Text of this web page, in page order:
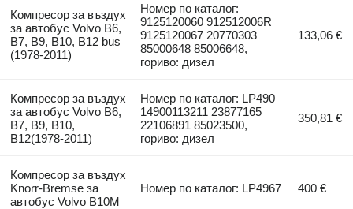
Компресор за въздух
за автобус Volvo B6,
B7, B9, B10, B12 bus
(1978-2011)
Номер по каталог:
9125120060 912512006R
9125120067 20770303
85000648 85006648,
гориво: дизел
133,06 €
Компресор за въздух
за автобус Volvo B6,
B7, B9, B10,
B12(1978-2011)
Номер по каталог: LP490
14900113211 23877165
22106891 85023500,
гориво: дизел
350,81 €
Компресор за въздух
Knorr-Bremse за
автобус Volvo B10M
Номер по каталог: LP4967 400 €